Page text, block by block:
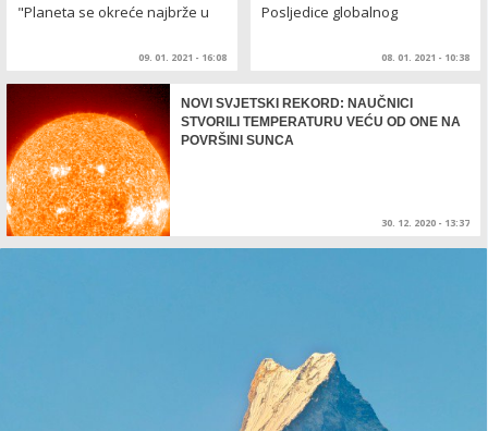
"Planeta se okreće najbrže u
posljednjih 50 godina"
09. 01. 2021 - 16:08
Posljedice globalnog
zagrijevanja
08. 01. 2021 - 10:38
NOVI SVJETSKI REKORD: NAUČNICI
STVORILI TEMPERATURU VEĆU OD ONE NA
POVRŠINI SUNCA
30. 12. 2020 - 13:37